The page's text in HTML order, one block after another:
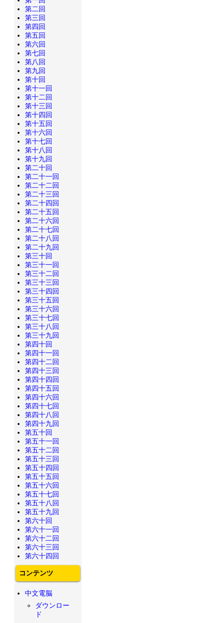
第二回
第三回
第四回
第五回
第六回
第七回
第八回
第九回
第十回
第十一回
第十二回
第十三回
第十四回
第十五回
第十六回
第十七回
第十八回
第十九回
第二十回
第二十一回
第二十二回
第二十三回
第二十四回
第二十五回
第二十六回
第二十七回
第二十八回
第二十九回
第三十回
第三十一回
第三十二回
第三十三回
第三十四回
第三十五回
第三十六回
第三十七回
第三十八回
第三十九回
第四十回
第四十一回
第四十二回
第四十三回
第四十四回
第四十五回
第四十六回
第四十七回
第四十八回
第四十九回
第五十回
第五十一回
第五十二回
第五十三回
第五十四回
第五十五回
第五十六回
第五十七回
第五十八回
第五十九回
第六十回
第六十一回
第六十二回
第六十三回
第六十四回
コンテンツ
中文電脳
ダウンロー
ド